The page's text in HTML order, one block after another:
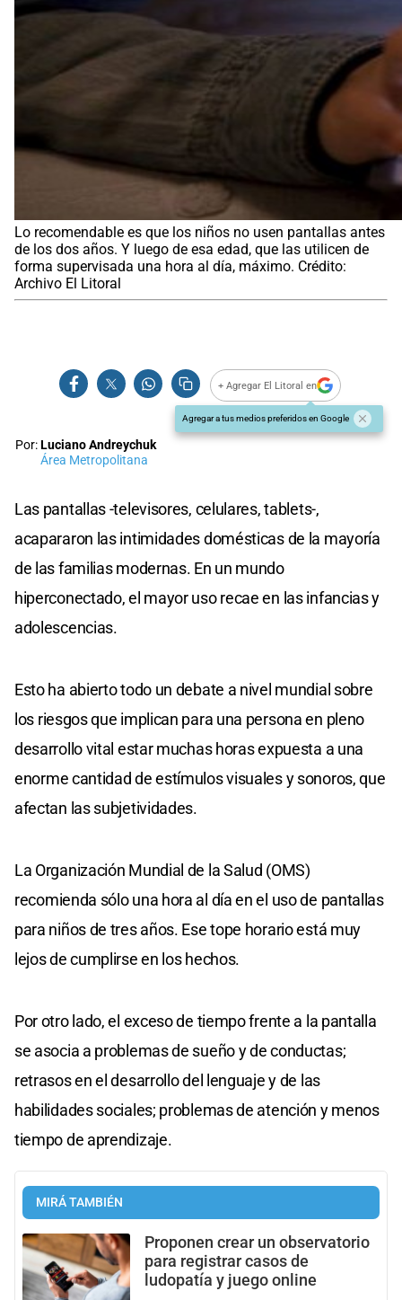
Lo recomendable es que los niños no usen pantallas antes
de los dos años. Y luego de esa edad, que las utilicen de
forma supervisada una hora al día, máximo. Crédito:
Archivo El Litoral
+ Agregar El Litoral en
Agregar a tus medios preferidos en Google
Por:Luciano Andreychuk
Área Metropolitana
Las pantallas -televisores, celulares, tablets-,
acapararon las intimidades domésticas de la mayoría
de las familias modernas. En un mundo
hiperconectado, el mayor uso recae en las infancias y
adolescencias.
Esto ha abierto todo un debate a nivel mundial sobre
los riesgos que implican para una persona en pleno
desarrollo vital estar muchas horas expuesta a una
enorme cantidad de estímulos visuales y sonoros, que
afectan las subjetividades.
La Organización Mundial de la Salud (OMS)
recomienda sólo una hora al día en el uso de pantallas
para niños de tres años. Ese tope horario está muy
lejos de cumplirse en los hechos.
Por otro lado, el exceso de tiempo frente a la pantalla
se asocia a problemas de sueño y de conductas;
retrasos en el desarrollo del lenguaje y de las
habilidades sociales; problemas de atención y menos
tiempo de aprendizaje.
MIRÁ TAMBIÉN
Proponen crear un observatorio
para registrar casos de
ludopatía y juego online